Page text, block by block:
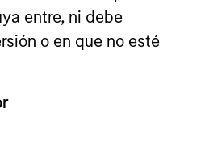
entre, ni debe
o en que no esté
marks
by
to you